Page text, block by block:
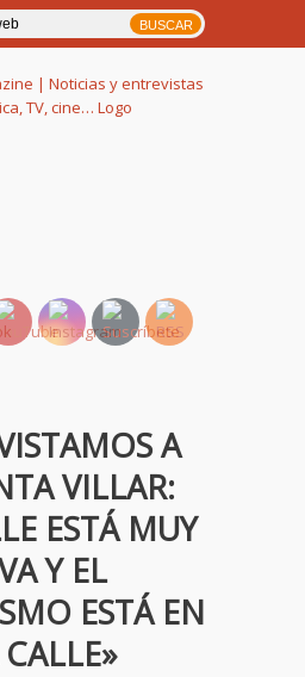
A
VILLAR:
ESTÁ MUY
Y EL
ESTÁ EN